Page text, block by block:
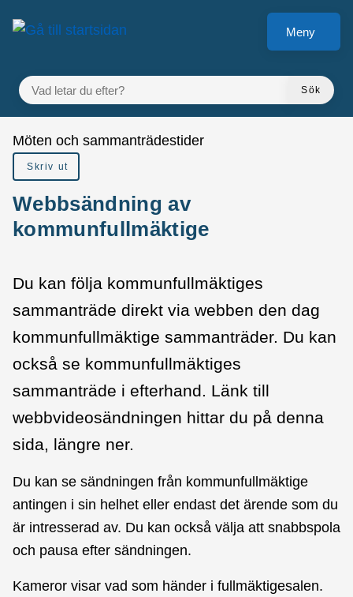
Gå till innehåll
till sidomeny
Meny
VAD LETAR DU EFTER?
Sök
Du är här:
Möten och sammanträdestider
Skriv ut
Webbsändning av
kommunfullmäktige
Du kan följa kommunfullmäktiges
sammanträde direkt via webben den dag
kommunfullmäktige sammanträder. Du kan
också se kommunfullmäktiges
sammanträde i efterhand. Länk till
webbvideosändningen hittar du på denna
sida, längre ner.
Du kan se sändningen från kommunfullmäktige
antingen i sin helhet eller endast det ärende som du
är intresserad av. Du kan också välja att snabbspola
och pausa efter sändningen.
Kameror visar vad som händer i fullmäktigesalen.